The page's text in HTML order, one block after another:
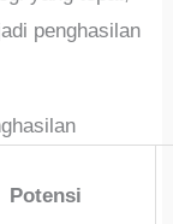
penghasilan
Potensi